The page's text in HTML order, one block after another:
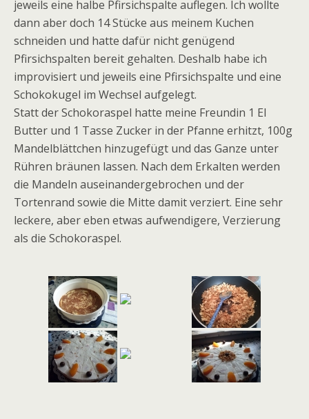
jeweils eine halbe Pfirsichspalte auflegen. Ich wollte
dann aber doch 14 Stücke aus meinem Kuchen
schneiden und hatte dafür nicht genügend
Pfirsichspalten bereit gehalten. Deshalb habe ich
improvisiert und jeweils eine Pfirsichspalte und eine
Schokokugel im Wechsel aufgelegt.
Statt der Schokoraspel hatte meine Freundin 1 El
Butter und 1 Tasse Zucker in der Pfanne erhitzt, 100g
Mandelblättchen hinzugefügt und das Ganze unter
Rühren bräunen lassen. Nach dem Erkalten werden
die Mandeln auseinandergebrochen und der
Tortenrand sowie die Mitte damit verziert. Eine sehr
leckere, aber eben etwas aufwendigere, Verzierung
als die Schokoraspel.